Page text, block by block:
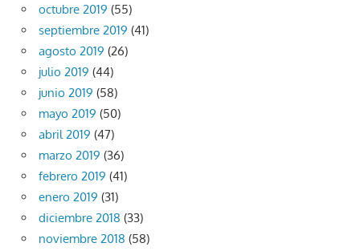
octubre 2019 (55)
septiembre 2019 (41)
agosto 2019 (26)
julio 2019 (44)
junio 2019 (58)
mayo 2019 (50)
abril 2019 (47)
marzo 2019 (36)
febrero 2019 (41)
enero 2019 (31)
diciembre 2018 (33)
noviembre 2018 (58)